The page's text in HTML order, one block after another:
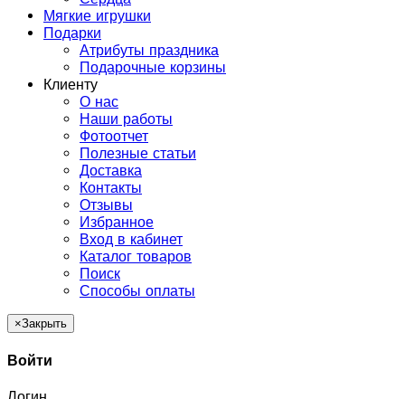
Мягкие игрушки
Подарки
Атрибуты праздника
Подарочные корзины
Клиенту
О нас
Наши работы
Фотоотчет
Полезные статьи
Доставка
Контакты
Отзывы
Избранное
Вход в кабинет
Каталог товаров
Поиск
Способы оплаты
×Закрыть
Войти